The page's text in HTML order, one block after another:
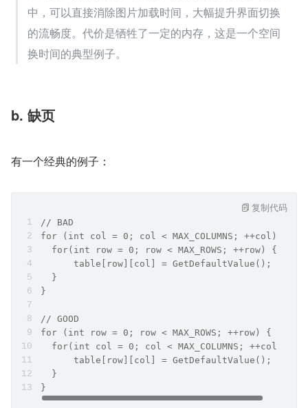
中，可以直接消除图片加载时间，大幅提升界面切换
的流畅度。代价是牺牲了一定的内存，这是一个空间
换时间的典型例子。
b. 缺页
有一个经典的例子：
// BAD
for (int col = 0; col < MAX_COLUMNS; ++col) {
  for(int row = 0; row < MAX_ROWS; ++row) {
      table[row][col] = GetDefaultValue();
  }
}
// GOOD
for (int row = 0; row < MAX_ROWS; ++row) {
  for(int col = 0; col < MAX_COLUMNS; ++col) {
      table[row][col] = GetDefaultValue();
  }
}
复制代码